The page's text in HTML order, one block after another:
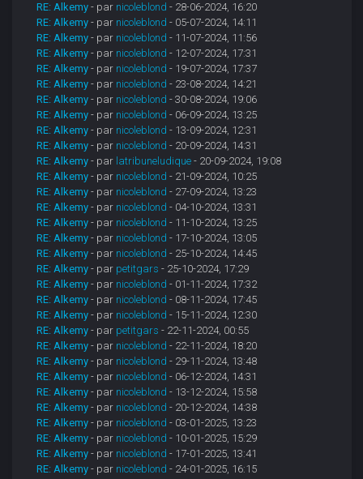
RE: Alkemy - par nicoleblond - 28-06-2024, 16:20
RE: Alkemy - par nicoleblond - 05-07-2024, 14:11
RE: Alkemy - par nicoleblond - 11-07-2024, 11:56
RE: Alkemy - par nicoleblond - 12-07-2024, 17:31
RE: Alkemy - par nicoleblond - 19-07-2024, 17:37
RE: Alkemy - par nicoleblond - 23-08-2024, 14:21
RE: Alkemy - par nicoleblond - 30-08-2024, 19:06
RE: Alkemy - par nicoleblond - 06-09-2024, 13:25
RE: Alkemy - par nicoleblond - 13-09-2024, 12:31
RE: Alkemy - par nicoleblond - 20-09-2024, 14:31
RE: Alkemy - par latribuneludique - 20-09-2024, 19:08
RE: Alkemy - par nicoleblond - 21-09-2024, 10:25
RE: Alkemy - par nicoleblond - 27-09-2024, 13:23
RE: Alkemy - par nicoleblond - 04-10-2024, 13:31
RE: Alkemy - par nicoleblond - 11-10-2024, 13:25
RE: Alkemy - par nicoleblond - 17-10-2024, 13:05
RE: Alkemy - par nicoleblond - 25-10-2024, 14:45
RE: Alkemy - par petitgars - 25-10-2024, 17:29
RE: Alkemy - par nicoleblond - 01-11-2024, 17:32
RE: Alkemy - par nicoleblond - 08-11-2024, 17:45
RE: Alkemy - par nicoleblond - 15-11-2024, 12:30
RE: Alkemy - par petitgars - 22-11-2024, 00:55
RE: Alkemy - par nicoleblond - 22-11-2024, 18:20
RE: Alkemy - par nicoleblond - 29-11-2024, 13:48
RE: Alkemy - par nicoleblond - 06-12-2024, 14:31
RE: Alkemy - par nicoleblond - 13-12-2024, 15:58
RE: Alkemy - par nicoleblond - 20-12-2024, 14:38
RE: Alkemy - par nicoleblond - 03-01-2025, 13:23
RE: Alkemy - par nicoleblond - 10-01-2025, 15:29
RE: Alkemy - par nicoleblond - 17-01-2025, 13:41
RE: Alkemy - par nicoleblond - 24-01-2025, 16:15